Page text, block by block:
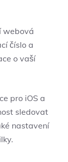
webová
číslo a
o vaší
pro iOS a
sledovat
nastavení